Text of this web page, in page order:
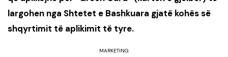
largohen nga Shtetet e Bashkuara gjatë kohës së
shqyrtimit të aplikimit të tyre.
MARKETING